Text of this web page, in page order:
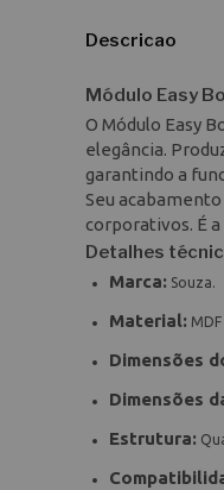
Descricao
Módulo Easy
O Módulo Easy
elegância.
garantindo a
Seu
corporativos. É
Detalhes
Marca: Souza.
Material:
Dimensões
Dimensões
Estrutura: